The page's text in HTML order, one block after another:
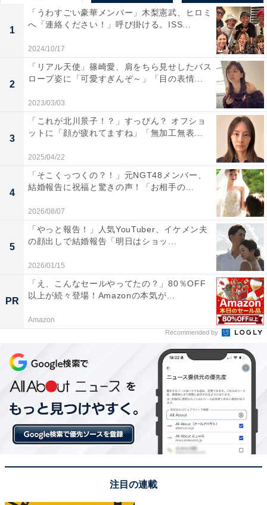
1
「うわすごい豪華メンバー」木梨憲武、ヒロミ
へ「連絡ください！」呼び掛ける。ISS...
2024/10/17
2
「リアル天使」篠崎愛、肩をちら見せしたバス
ローブ姿に「可愛すぎんぞ～」「目の表情...
2023/03/03
3
「これが北川景子！？」すっぴん？ オフショ
ットに「顔が疲れてますね」「無加工無表...
2025/04/22
4
「そこくっつくの？！」元NGT48メンバー、
結婚報告に祝福と驚きの声！「お相手の...
2026/08/07
5
「やっと報告！」人気YouTuber、イケメン夫
の顔出しで結婚報告「明日はショッ...
2026/01/15
PR
「え、こんなセールやってたの？」80％OFF
以上が続々登場！Amazonの本気が...
Amazon
Recommended by
注目の連載